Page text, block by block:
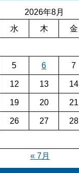
2026年8月
水 木 金
5 6 7
12 13 14
19 20 21
26 27 28
« 7月